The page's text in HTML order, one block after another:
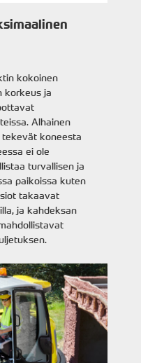
kokoinen
korkeus ja
Alhainen
tekevät koneesta
ei ole
turvallisen ja
paikoissa kuten
takaavat
ja kahdeksan